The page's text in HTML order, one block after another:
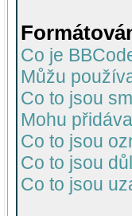
Co je
Můžu
Co to jsou
Mohu
Co to jsou
Co to jsou
Co to jsou